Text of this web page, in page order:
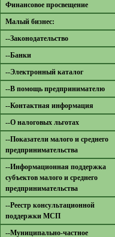
Финансовое просвещение
Малый бизнес:
--Законодательство
--Банки
--Электронный каталог
--В помощь предпринимателю
--Контактная информация
--О налоговых льготах
--Показатели малого и среднего
предпринимательства
--Информационная поддержка
субъектов малого и среднего
предпринимательства
--Реестр консультационной
поддержки МСП
--Муниципально-частное